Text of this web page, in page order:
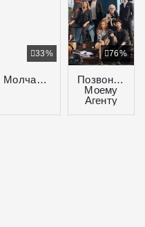
Молчание
33%
Позвоните
Моему
Агенту
76%